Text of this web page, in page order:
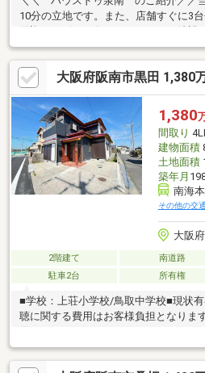
10分の立地です。また、店舗すぐに3
ます♪【無料不動産購入相談会 実施
リフォーム、住宅ローン、火災保険等
答えします！泉南市・阪南市のおうち
【お問い合わせについて】「見学予約
らのお問い合わせは24時間受付中！ネ
もご紹介できます！「お電話」「資料
問い合わせください！
大阪府阪南市黒田 1,380
1,380
間取り
建物面積
土地面積
築年月
南海
その他の交通
大阪
2階建て 南道路
駐車2台
所有権
■学校：上荘小学校/鳥取中学校■現状
聴に関する費用はお客様負担となりま
示